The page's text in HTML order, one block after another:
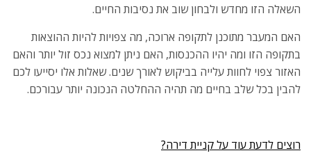
השאלה הזו מחדש ולבחון שוב את נסיבות החיים.
האם המעבר מתוכנן לתקופה ארוכה, מה צפויות להיות ההוצאות
בתקופה הזו ומה יהיו ההכנסות, האם ניתן למצוא נכס זול יותר והאם
האזור צפוי לחוות עלייה בביקוש לאורך שנים. שאלות אלו יסייעו לכם
להבין בכל שלב בחיים מה תהיה ההחלטה הנכונה יותר עבורכם.
רוצים לדעת עוד על קניית דירה?